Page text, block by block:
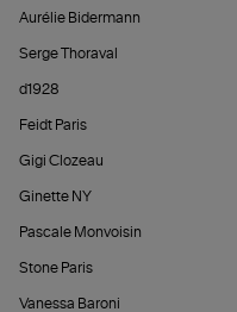
Aurélie Bidermann
Serge Thoraval
d1928
Feidt Paris
Gigi Clozeau
Ginette NY
Pascale Monvoisin
Stone Paris
Vanessa Baroni